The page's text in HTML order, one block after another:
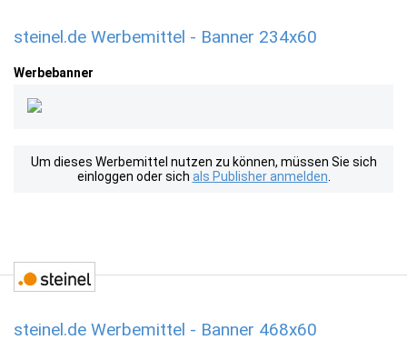
steinel.de Werbemittel - Banner 234x60
Werbebanner
Um dieses Werbemittel nutzen zu können, müssen Sie sich
einloggen oder sich als Publisher anmelden
steinel.de Werbemittel - Banner 468x60